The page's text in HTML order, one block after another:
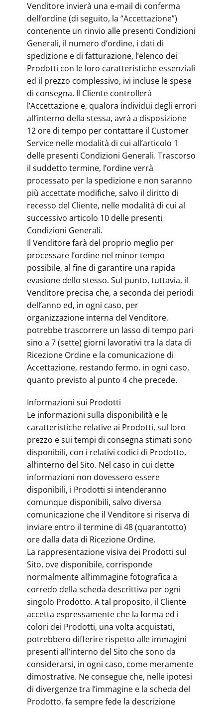
Venditore invierà una e-mail di conferma
dell’ordine (di seguito, la “Accettazione”)
contenente un rinvio alle presenti Condizioni
Generali, il numero d’ordine, i dati di
spedizione e di fatturazione, l’elenco dei
Prodotti con le loro caratteristiche essenziali
ed il prezzo complessivo, ivi incluse le spese
di consegna. Il Cliente controllerà
l’Accettazione e, qualora individui degli errori
all’interno della stessa, avrà a disposizione
12 ore di tempo per contattare il Customer
Service nelle modalità di cui all’articolo 1
delle presenti Condizioni Generali. Trascorso
il suddetto termine, l’ordine verrà
processato per la spedizione e non saranno
più accettate modifiche, salvo il diritto di
recesso del Cliente, nelle modalità di cui al
successivo articolo 10 delle presenti
Condizioni Generali.
Il Venditore farà del proprio meglio per
processare l’ordine nel minor tempo
possibile, al fine di garantire una rapida
evasione dello stesso. Sul punto, tuttavia, il
Venditore precisa che, a seconda dei periodi
dell’anno ed, in ogni caso, per
organizzazione interna del Venditore,
potrebbe trascorrere un lasso di tempo pari
sino a 7 (sette) giorni lavorativi tra la data di
Ricezione Ordine e la comunicazione di
Accettazione, restando fermo, in ogni caso,
quanto previsto al punto 4 che precede.
Informazioni sui Prodotti
Le informazioni sulla disponibilità e le
caratteristiche relative ai Prodotti, sul loro
prezzo e sui tempi di consegna stimati sono
disponibili, con i relativi codici di Prodotto,
all’interno del Sito. Nel caso in cui dette
informazioni non dovessero essere
disponibili, i Prodotti si intenderanno
comunque disponibili, salvo diversa
comunicazione che il Venditore si riserva di
inviare entro il termine di 48 (quarantotto)
ore dalla data di Ricezione Ordine.
La rappresentazione visiva dei Prodotti sul
Sito, ove disponibile, corrisponde
normalmente all’immagine fotografica a
corredo della scheda descrittiva per ogni
singolo Prodotto. A tal proposito, il Cliente
accetta espressamente che la forma ed i
colori dei Prodotti, una volta acquistati,
potrebbero differire rispetto alle immagini
presenti all’interno del Sito che sono da
considerarsi, in ogni caso, come meramente
dimostrative. Ne consegue che, nelle ipotesi
di divergenze tra l’immagine e la scheda del
Prodotto, fa sempre fede la descrizione